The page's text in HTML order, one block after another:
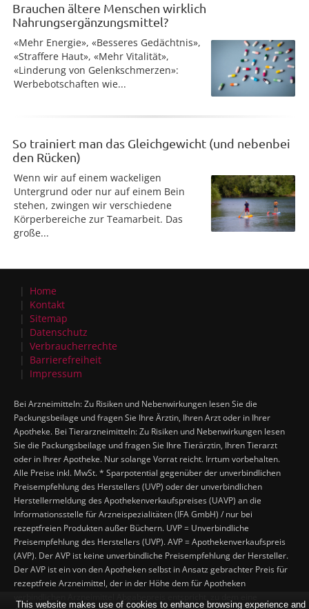
Brauchen ältere Menschen wirklich
Nahrungsergänzungsmittel?
«Mehr Energie», «Besseres Gedächtnis»,
«Straffere Haut», «Mehr Vitalität»,
«Linderung von Gelenkschmerzen»:
Werbebotschaften wie...
So trainiert man das Gleichgewicht (und nebenbei
den Rücken)
Wenn wir auf einem wackeligen
Untergrund oder nur auf einem Bein
stehen, zwingen wir verschiedene
Körperbereiche zur Teamarbeit. Das
große...
Home
Kontakt
Sitemap
Datenschutz
Verbraucherrechte
Barrierefreiheit
Impressum
Bei Arzneimitteln: Zu Risiken und Nebenwirkungen lesen Sie die
Packungsbeilage und fragen Sie Ihre Ärztin, Ihren Arzt oder in Ihrer
Apotheke. Bei Tierarzneimitteln: Zu Risiken und Nebenwirkungen lesen
Sie die Packungsbeilage und fragen Sie Ihre Tierärztin, Ihren Tierarzt
oder in Ihrer Apotheke. Nur solange Vorrat reicht. Irrtum vorbehalten.
Alle Preise inkl. MwSt. * Sparpotential gegenüber der unverbindlichen
Preisempfehlung des Herstellers (UVP) oder der unverbindlichen
Herstellermeldung des Apothekenverkaufspreises (UAVP) an die
Informationsstelle für Arzneispezialitäten (IFA GmbH) / nur bei
rezeptfreien Produkten außer Büchern. UVP = Unverbindliche
Preisempfehlung des Herstellers (UVP). AVP = Apothekenverkaufspreis
(AVP). Der AVP ist keine unverbindliche Preisempfehlung der Hersteller.
Der AVP ist ein von den Apotheken selbst in Ansatz gebrachter Preis für
rezeptfreie Arzneimittel, der in der Höhe dem für Apotheken
This website makes use of cookies to enhance browsing experience and